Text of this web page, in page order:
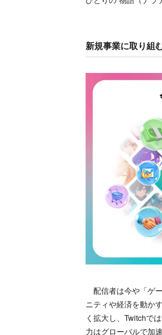
新規事業に取り組
配信者は今や「ゲ
ニティや経済を動か
く拡大し、Twitchで
力はグローバルで加